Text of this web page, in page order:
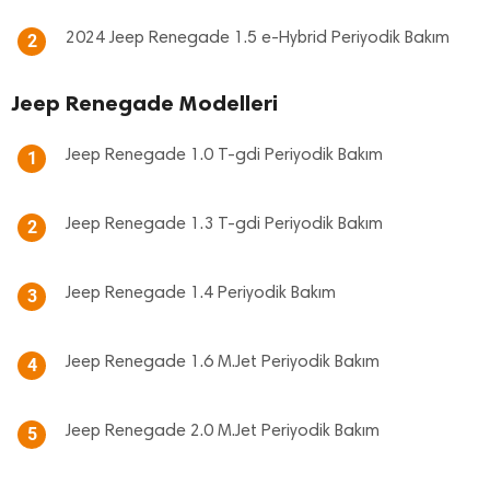
2 2024 Jeep Renegade 1.5 e-Hybrid Periyodik Bakım
Jeep Renegade Modelleri
1 Jeep Renegade 1.0 T-gdi Periyodik Bakım
2 Jeep Renegade 1.3 T-gdi Periyodik Bakım
3 Jeep Renegade 1.4 Periyodik Bakım
4 Jeep Renegade 1.6 M.Jet Periyodik Bakım
5 Jeep Renegade 2.0 M.Jet Periyodik Bakım